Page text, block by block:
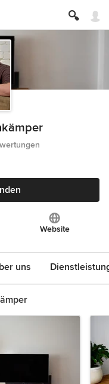
4.2 von 5 Sternen
Website
uns